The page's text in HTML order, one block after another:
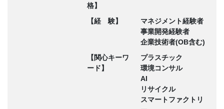
格】
【経 験】
マネジメント経験者
事業開発経験者
企業技術者(OB含む)
【関心キーワ
ード】
プラスチック
環境コンサル
AI
リサイクル
スマートファクトリ